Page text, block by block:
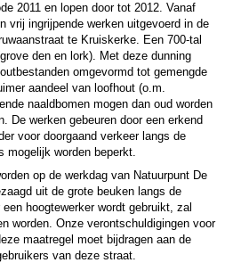
2011 en lopen door tot 2012. Vanaf
vrij ingrijpende werken uitgevoerd in de
te Kruiskerke. Een 700-tal
den en lork). Met deze dunning
omgevormd tot gemengde
aandeel van loofhout (o.m.
naaldbomen mogen dan oud worden
De werken gebeuren door een erkend
voor doorgaand verkeer langs de
mogelijk worden beperkt.
op de werkdag van Natuurpunt De
uit de grote beuken langs de
hoogtewerker wordt gebruikt, zal
worden. Onze verontschuldigingen voor
maatregel moet bijdragen aan de
van deze straat.